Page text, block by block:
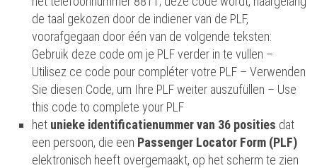
de taal gekozen door de indiener van de PLF,
voorafgegaan door één van de volgende teksten:
Gebruik deze code om je PLF verder in te vullen –
Utilisez ce code pour compléter votre PLF – Verwenden
Sie diesen Code, um Ihre PLF weiter auszufüllen – Use
this code to complete your PLF
het unieke identificatienummer van 36 posities dat
een persoon, die een Passenger Locator Form (PLF)
elektronisch heeft overgemaakt, op het scherm te zien